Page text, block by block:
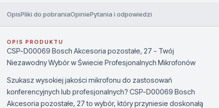
OpisPliki do pobraniaOpiniePytania i odpowiedzi
OPIS PRODUKTU
CSP-D00069 Bosch Akcesoria pozostałe, 27 - Twój
Niezawodny Wybór w Świecie Profesjonalnych Mikrofonów
Szukasz wysokiej jakości mikrofonu do zastosowań
konferencyjnych lub profesjonalnych? CSP-D00069 Bosch
Akcesoria pozostałe, 27 to wybór, który przyniesie doskonałą